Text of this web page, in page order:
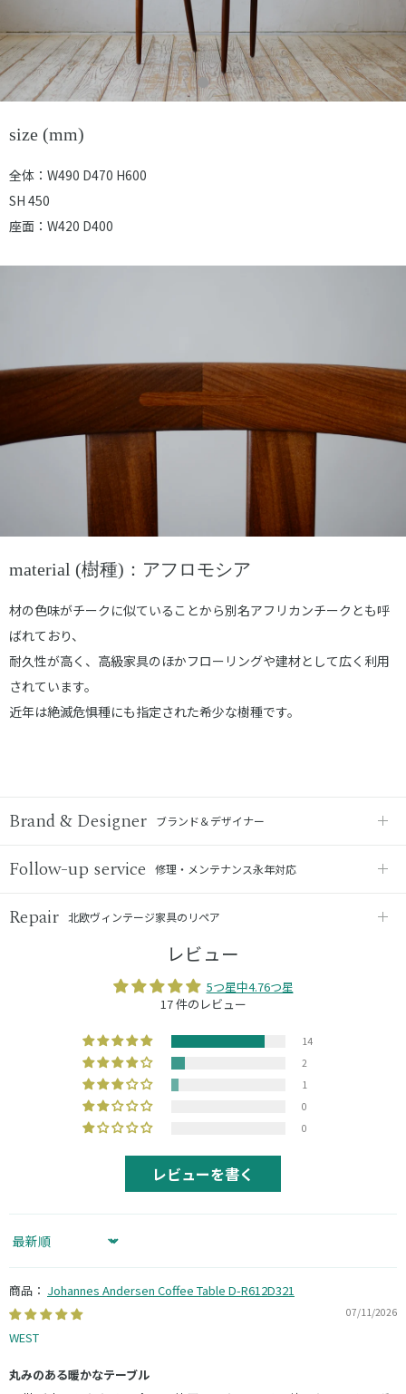
size (mm)
全体：W490 D470 H600
SH 450
座面：W420 D400
material (樹種)：アフロモシア
材の色味がチークに似ていることから別名アフリカンチークとも呼
ばれており、
耐久性が高く、高級家具のほかフローリングや建材として広く利用
されています。
近年は絶滅危惧種にも指定された希少な樹種です。
Brand & Designer ブランド＆デザイナー
Follow-up service 修理・メンテナンス永年対応
Repair 北欧ヴィンテージ家具のリペア
レビュー
5つ星中4.76つ星
17 件のレビュー
14
2
1
0
0
レビューを書く
Sort by
Johannes Andersen Coffee Table D-R612D321
07/11/2026
WEST
丸みのある暖かなテーブル